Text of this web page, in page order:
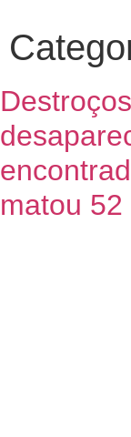
matou